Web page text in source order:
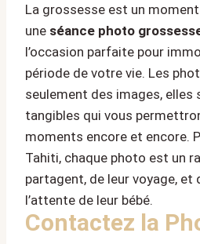
La grossesse est un
une séance photo
l’occasion parfaite pour
période de votre vie. Les
seulement des images, elles
tangibles qui vous
moments encore et encore.
Tahiti, chaque photo est un
partagent, de leur voyage, et
l’attente de leur bébé.
Contactez la